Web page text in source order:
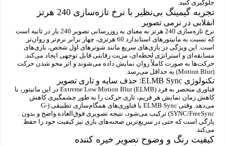
جلوگیری کنید.
تجربه گیمینگ بی‌نظیر با نرخ تازه‌سازی 240 هرتز
انقلابی در نرمی تصویر
نرخ تازه‌سازی 240 هرتز به معنای به روزرسانی تصویر 240 بار در ثانیه است
که نسبت به مانیتورهای استاندارد 60 هرتزی، چهار برابر نرم‌تر و روان‌تر
است. این ویژگی در بازی‌های سریع مانند شوترهای اول شخص، بازی‌های
مسابقه‌ای و استراتژی لحظه‌ای، مزیت رقابتی قابل توجهی ایجاد می‌کند.
حرکت‌ها به صورت کاملاً روان نمایش داده می‌شوند و اثر محو شدن حرکت
(Motion Blur) به حداقل می‌رسد.
تکنولوژی ELMB Sync: حذف سایه و تاری تصویر
فناوری منحصر به فرد Extreme Low Motion Blur (ELMB) در این مانیتور، با
کاهش زمان نمایش هر فریم، تاری حرکت را به طور چشمگیری کاهش
می‌دهد. وقتی ELMB Sync با فناوری‌های همگام‌سازی تطبیقی (G-
SYNC/FreeSync) ترکیب می‌شود، نتیجه تصویری فوق‌العاده واضح و بدون
پارگی است که حتی در سریع‌ترین صحنه‌های بازی نیز کیفیت خود را حفظ
می‌کند.
کیفیت رنگ و وضوح تصویر خیره کننده